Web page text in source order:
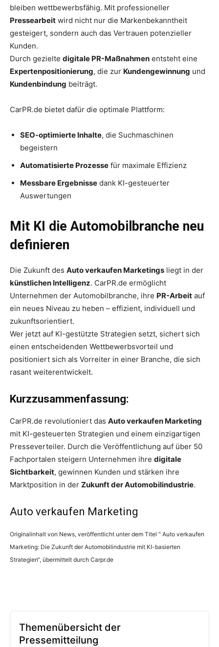
bleiben wettbewerbsfähig. Mit professioneller
Pressearbeit wird nicht nur die Markenbekanntheit
gesteigert, sondern auch das Vertrauen potenzieller
Kunden.
Durch gezielte digitale PR-Maßnahmen entsteht eine
Expertenpositionierung, die zur Kundengewinnung und
Kundenbindung beiträgt.
CarPR.de bietet dafür die optimale Plattform:
SEO-optimierte Inhalte, die Suchmaschinen
begeistern
Automatisierte Prozesse für maximale Effizienz
Messbare Ergebnisse dank KI-gesteuerter
Auswertungen
Mit KI die Automobilbranche neu
definieren
Die Zukunft des Auto verkaufen Marketings liegt in der
künstlichen Intelligenz. CarPR.de ermöglicht
Unternehmen der Automobilbranche, ihre PR-Arbeit auf
ein neues Niveau zu heben – effizient, individuell und
zukunftsorientiert.
Wer jetzt auf KI-gestützte Strategien setzt, sichert sich
einen entscheidenden Wettbewerbsvorteil und
positioniert sich als Vorreiter in einer Branche, die sich
rasant weiterentwickelt.
Kurzzusammenfassung:
CarPR.de revolutioniert das Auto verkaufen Marketing
mit KI-gesteuerten Strategien und einem einzigartigen
Presseverteiler. Durch die Veröffentlichung auf über 50
Fachportalen steigern Unternehmen ihre digitale
Sichtbarkeit, gewinnen Kunden und stärken ihre
Marktposition in der Zukunft der Automobilindustrie.
Auto verkaufen Marketing
Originalinhalt von News, veröffentlicht unter dem Titel “ Auto verkaufen
Marketing: Die Zukunft der Automobilindustrie mit KI-basierten
Strategien“, übermittelt durch Carpr.de
Themenübersicht der
Pressemitteilung